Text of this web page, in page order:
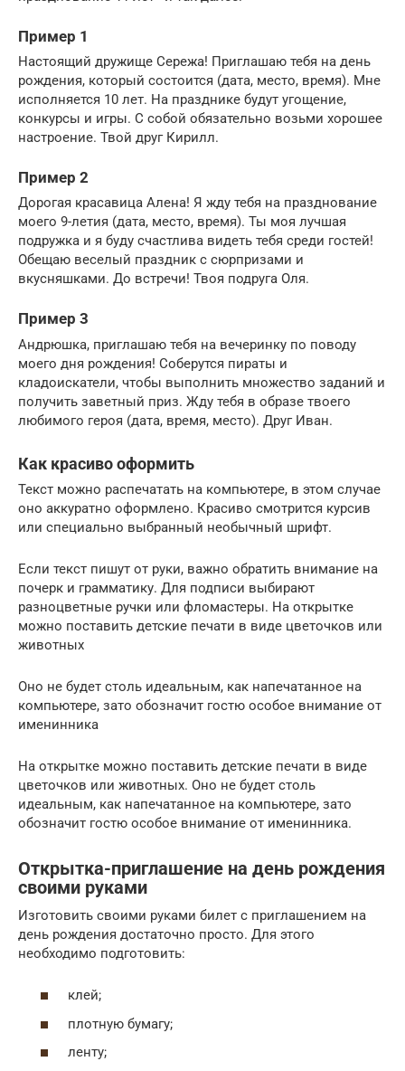
Пример 1
Настоящий дружище Сережа! Приглашаю тебя на день
рождения, который состоится (дата, место, время). Мне
исполняется 10 лет. На празднике будут угощение,
конкурсы и игры. С собой обязательно возьми хорошее
настроение. Твой друг Кирилл.
Пример 2
Дорогая красавица Алена! Я жду тебя на празднование
моего 9-летия (дата, место, время). Ты моя лучшая
подружка и я буду счастлива видеть тебя среди гостей!
Обещаю веселый праздник с сюрпризами и
вкусняшками. До встречи! Твоя подруга Оля.
Пример 3
Андрюшка, приглашаю тебя на вечеринку по поводу
моего дня рождения! Соберутся пираты и
кладоискатели, чтобы выполнить множество заданий и
получить заветный приз. Жду тебя в образе твоего
любимого героя (дата, время, место). Друг Иван.
Как красиво оформить
Текст можно распечатать на компьютере, в этом случае
оно аккуратно оформлено. Красиво смотрится курсив
или специально выбранный необычный шрифт.
Если текст пишут от руки, важно обратить внимание на
почерк и грамматику. Для подписи выбирают
разноцветные ручки или фломастеры. На открытке
можно поставить детские печати в виде цветочков или
животных
Оно не будет столь идеальным, как напечатанное на
компьютере, зато обозначит гостю особое внимание от
именинника
На открытке можно поставить детские печати в виде
цветочков или животных. Оно не будет столь
идеальным, как напечатанное на компьютере, зато
обозначит гостю особое внимание от именинника.
Открытка-приглашение на день рождения
своими руками
Изготовить своими руками билет с приглашением на
день рождения достаточно просто. Для этого
необходимо подготовить:
клей;
плотную бумагу;
ленту;